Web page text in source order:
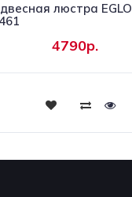
люстра EGLO
4790р.
Купить